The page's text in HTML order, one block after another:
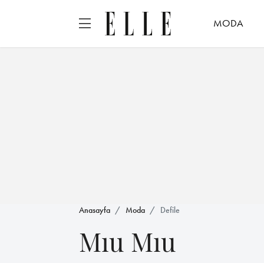
MODA
Anasayfa Moda Defile
Mıu Mıu